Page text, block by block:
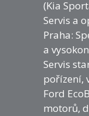
(Kia
Servis a
Praha:
a
Servis
pořízení,
Ford
motorů,